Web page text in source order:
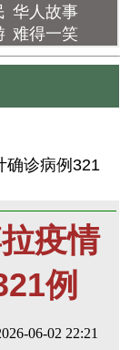
华人故事
难得一笑
确诊病例321
疫情
例
06-02 22:21